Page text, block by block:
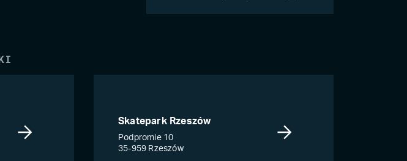
Skatepark Rzeszów
Podpromie 10
35-959 Rzeszów